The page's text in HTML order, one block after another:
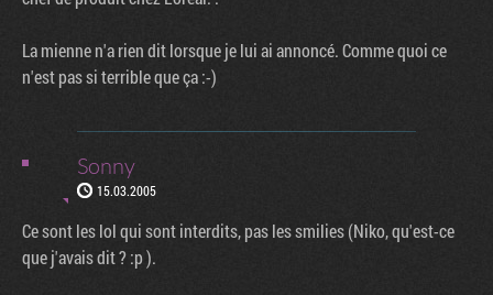
La mienne n'a rien dit lorsque je lui ai annoncé. Comme quoi ce
n'est pas si terrible que ça :-)
Sonny
15.03.2005
Ce sont les lol qui sont interdits, pas les smilies (Niko, qu'est-ce
que j'avais dit ? :p ).